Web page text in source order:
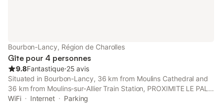
Bourbon-Lancy, Région de Charolles
Gîte pour 4 personnes
9.8Fantastique⋅25 avis
Situated in Bourbon-Lancy, 36 km from Moulins Cathedral and
36 km from Moulins-sur-Allier Train Station, PROXIMITE LE PAL-
Appartement 4 pers - Entrée SPA incluse offers a spa and
WiFi Internet
Parking